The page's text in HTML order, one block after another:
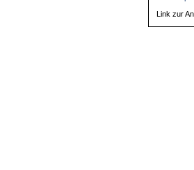
Link zur